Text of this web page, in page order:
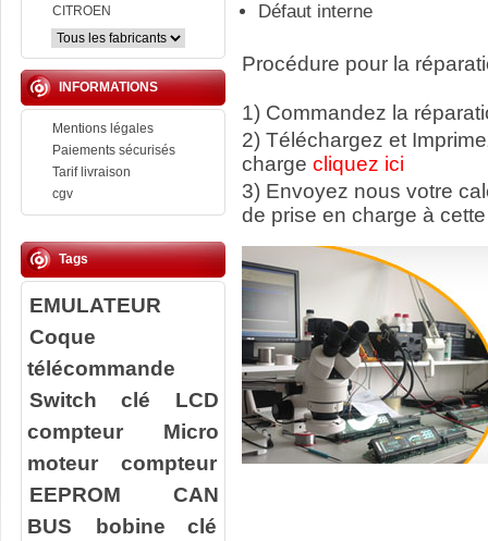
CITROEN
INFORMATIONS
Mentions légales
Paiements sécurisés
Tarif livraison
cgv
Tags
EMULATEUR
Coque
télécommande
Switch clé
LCD
compteur
Micro
moteur compteur
EEPROM
CAN
BUS
bobine clé
Défaut interne
Procédure pour la
1) Commandez la
2) Téléchargez et
charge cliquez ici
3) Envoyez nous votre
de prise en charge à